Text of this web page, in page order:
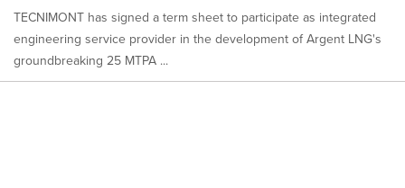
TECNIMONT has signed a term sheet to participate as integrated
engineering service provider in the development of Argent LNG's
groundbreaking 25 MTPA ...